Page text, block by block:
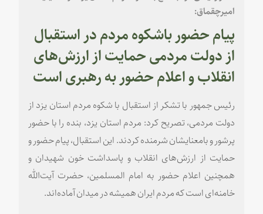
امیرچقماق:
پیام حضور باشکوه مردم در استقبال
از دولت مردمی حمایت از ارزش‌های
انقلاب و اعلام حضور به رهبری است
رئیس جمهور با تشکر از استقبال با شکوه مردم استان یزد از
دولت مردمی، تصریح کرد: مردم استان یزد، بنده را با حضور
پرشور و بامعنایشان شرمنده کردند. این استقبال، پیام حضور و
حمایت از ارزش‌های انقلاب و پاسداشت خون شهیدان و
همچنین اعلام حضور به امام المسلمین، حضرت آیت‌الله
خامنه‌ای است که مردم ایران همیشه در میدان آماده‌اند.